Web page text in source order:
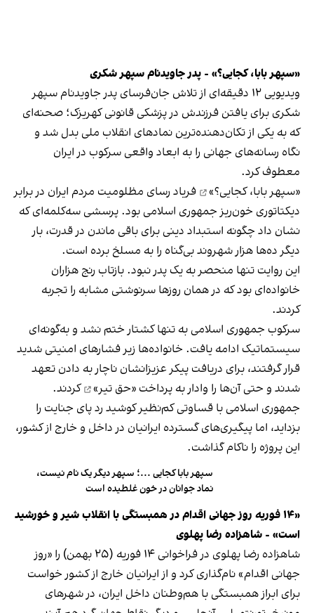
«سپهر بابا، کجایی؟» - پدر جاویدنام سپهر شکری
‏ویدیویی ۱۲ دقیقه‌ای از تلاش جان‌فرسای پدر جاویدنام سپهر
شکری برای یافتن فرزندش در پزشکی قانونی کهریزک؛ صحنه‌ای
که به یکی از تکان‌دهنده‌ترین نمادهای انقلاب ملی بدل شد و
نگاه رسانه‌های جهانی را به ابعاد واقعی سرکوب در ایران
معطوف کرد.
‏«سپهر بابا، کجایی؟»
فریاد رسای مظلومیت مردم ایران در برابر
دیکتاتوری خون‌ریز جمهوری اسلامی بود. پرسشی سه‌کلمه‌ای که
نشان داد چگونه استبداد دینی برای باقی ماندن در قدرت، بار
دیگر ده‌ها هزار شهروند بی‌گناه را به مسلخ برده است.
‏این روایت تنها منحصر به یک پدر نبود. بازتاب رنج هزاران
خانواده‌ای بود که در همان روزها سرنوشتی مشابه را تجربه
کردند.
سرکوب جمهوری اسلامی به تنها کشتار ختم نشد و به‌گونه‌ای
سیستماتیک ادامه یافت. خانواده‌ها زیر فشارهای امنیتی شدید
قرار گرفتند، برای دریافت پیکر عزیزانشان ناچار به دادن تعهد
شدند و حتی آن‌ها را وادار به پرداخت «حق تیر»
کردند.
‏جمهوری اسلامی با قساوتی کم‌نظیر کوشید رد پای جنایت را
بزداید، اما پیگیری‌های گسترده ایرانیان در داخل و خارج از کشور،
این پروژه را ناکام گذاشت.
سپهر بابا کجایی ...؛ سپهر دیگر یک نام نیست،
نماد جوانان در خون غلطیده است
«۱۴ فوریه روز جهانی اقدام در همبستگی با انقلاب شیر و خورشید
است» - شاهزاده رضا پهلوی
شاهزاده رضا پهلوی در فراخوانی ۱۴ فوریه (۲۵ بهمن) را «روز
جهانی اقدام» نام‌گذاری کرد و از ایرانیان خارج از کشور خواست
برای ابراز همبستگی با هم‌وطنان داخل ایران، در شهرهای